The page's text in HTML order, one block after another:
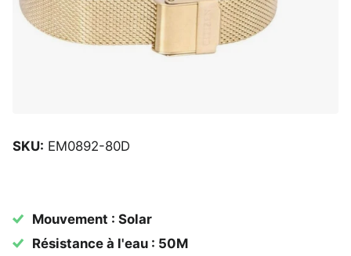
SKU: EM0892-80D
Mouvement : Solar
Résistance à l'eau : 50M